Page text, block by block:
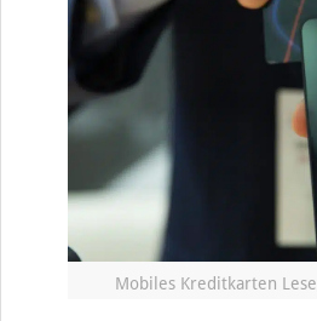
Mobiles Kreditkarten